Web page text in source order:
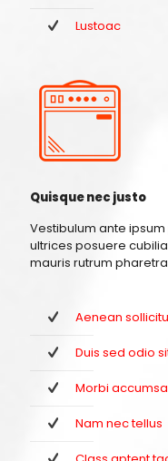
Lustoac
Quisque nec justo
Vestibulum ante
ultrices posuere
mauris rutrum
Aenean
Duis sed odio
Morbi
Nam nec tellus